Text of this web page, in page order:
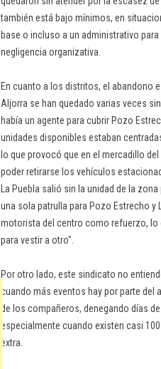
también está bajo mínimos, en
base o incluso a un administrativo
negligencia organizativa.
En cuanto a los distritos, el abandono
Aljorra se han quedado varias veces
había un agente para cubrir Pozo
unidades disponibles estaban
lo que provocó que en el mercadillo
poder retirarse los vehículos
La Puebla salió sin la unidad de la
una sola patrulla para Pozo Estrecho y
motorista del centro como refuerzo, lo
para vestir a otro".
Por otro lado, este sindicato no
cuando más eventos hay por parte
de los compañeros, denegando días
especialmente cuando existen casi
extra.